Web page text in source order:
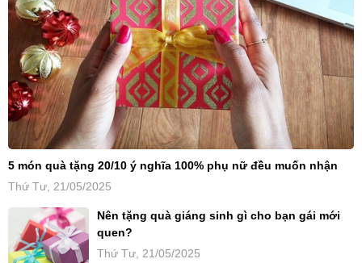
5 món quà tặng 20/10 ý nghĩa 100% phụ nữ đều muốn nhận
Thứ Tư, 21/05/2025
Nên tặng quà giáng sinh gì cho bạn gái mới
quen?
Thứ Tư, 21/05/2025